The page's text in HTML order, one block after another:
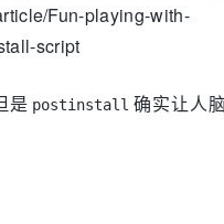
500);
) {
Fun-playing-with-
script
是 postinstall 确实让人